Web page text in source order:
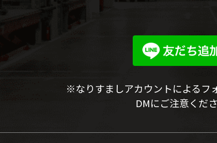
※なりすましアカウントによるフ
DMにご注意くだ